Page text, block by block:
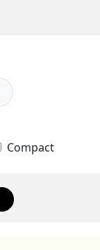
Compact